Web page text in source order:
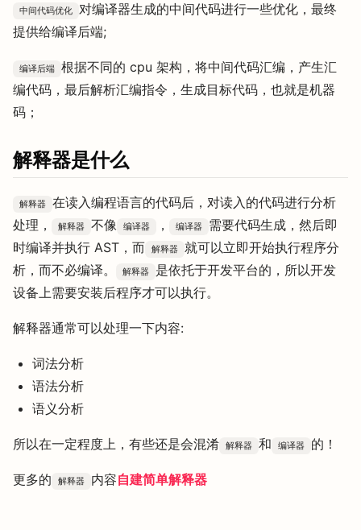
中间代码优化
对编译器生成的中间代码进行一些优化，最终
提供给编译后端;
编译后端
根据不同的 cpu 架构，将中间代码汇编，产生汇
编代码，最后解析汇编指令，生成目标代码，也就是机器
码；
解释器是什么
解释器
在读入编程语言的代码后，对读入的代码进行分析
处理，
解释器 不像 编译器 ， 编译器
需要代码生成，然后即
时编译并执行 AST，而
解释器
就可以立即开始执行程序分
析，而不必编译。
解释器
是依托于开发平台的，所以开发
设备上需要安装后程序才可以执行。
解释器通常可以处理一下内容:
词法分析
语法分析
语义分析
所以在一定程度上，有些还是会混淆 解释器 和 编译器 的！
更多的 解释器 内容自建简单解释器